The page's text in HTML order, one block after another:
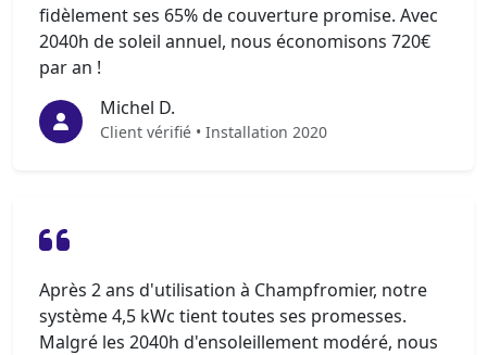
fidèlement ses 65% de couverture promise. Avec
2040h de soleil annuel, nous économisons 720€
par an !
Michel D.
Client vérifié • Installation 2020
Après 2 ans d'utilisation à Champfromier, notre
système 4,5 kWc tient toutes ses promesses.
Malgré les 2040h d'ensoleillement modéré, nous